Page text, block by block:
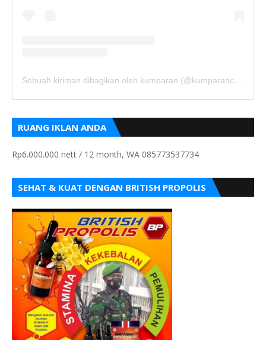
Sebuah kiriman dibagikan oleh kumparan (@kumparancom)
RUANG IKLAN ANDA
Rp6.000.000 nett / 12 month, WA 085773537734
SEHAT & KUAT DENGAN BRITISH PROPOLIS